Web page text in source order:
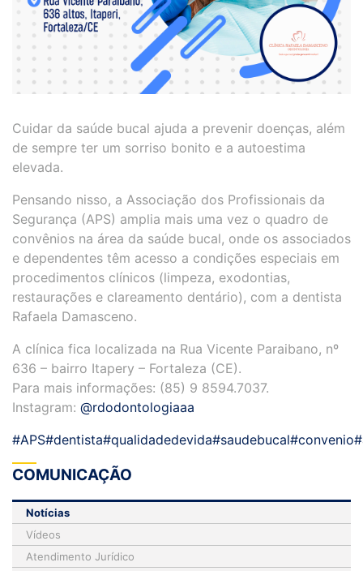
Cuidar da saúde bucal ajuda a prevenir doenças, além
de sempre ter um sorriso bonito e a autoestima
elevada.
Pensando nisso, a Associação dos Profissionais da
Segurança (APS) amplia mais uma vez o quadro de
convênios na área da saúde bucal, onde os associados
e dependentes têm acesso a condições especiais em
procedimentos clínicos (limpeza, exodontias,
restaurações e clareamento dentário), com a dentista
Rafaela Damasceno.
A clínica fica localizada na Rua Vicente Paraibano, nº
636 – bairro Itapery – Fortaleza (CE).
Para mais informações: (85) 9 8594.7037.
Instagram: @rdodontologiaaa
#APS#dentista#qualidadedevida#saudebucal#convenio
COMUNICAÇÃO
Notícias
Vídeos
Atendimento Jurídico